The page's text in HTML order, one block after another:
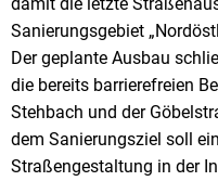
Sanierungsgebiet
Der geplante Ausbau
die bereits barrierefreien
Stehbach und der
dem Sanierungsziel soll
Straßengestaltung in der